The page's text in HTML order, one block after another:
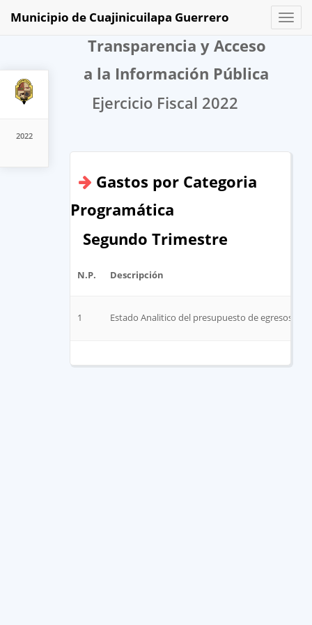
2022
Toggle
Municipio de Cuajinicuilapa Guerrero
Transparencia y Acceso
a la Información Pública
Ejercicio Fiscal 2022
Gastos por Categoria
Programática
Segundo Trimestre
N.P. Descripción
1 Estado Analitico del presupuesto de egresos